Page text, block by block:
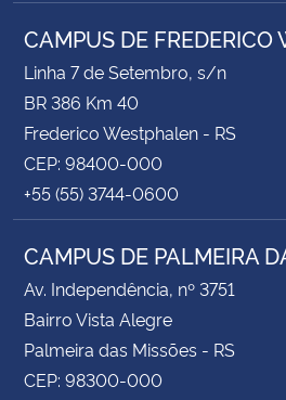
CAMPUS DE FREDERICO
Linha 7 de Setembro, s/n
BR 386 Km 40
Frederico Westphalen - RS
CEP: 98400-000
+55 (55) 3744-0600
CAMPUS DE PALMEIRA
Av. Independência, nº 3751
Bairro Vista Alegre
Palmeira das Missões - RS
CEP: 98300-000